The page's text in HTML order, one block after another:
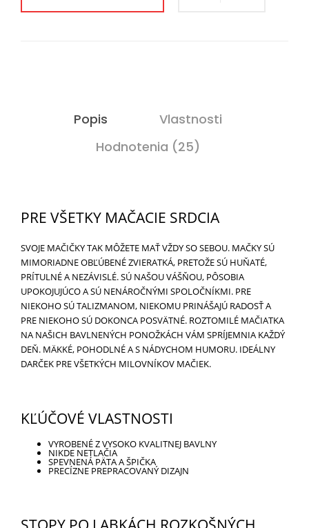
Popis
Vlastnosti
Hodnotenia (25)
PRE VŠETKY MAČACIE SRDCIA
SVOJE MAČIČKY TAK MÔŽETE MAŤ VŽDY SO SEBOU. MAČKY SÚ
MIMORIADNE OBĽÚBENÉ ZVIERATKÁ, PRETOŽE SÚ HUŇATÉ,
PRÍTULNÉ A NEZÁVISLÉ. SÚ NAŠOU VÁŠŇOU, PÔSOBIA
UPOKOJUJÚCO A SÚ NENÁROČNÝMI SPOLOČNÍKMI. PRE
NIEKOHO SÚ TALIZMANOM, NIEKOMU PRINÁŠAJÚ RADOSŤ A
PRE NIEKOHO SÚ DOKONCA POSVÄTNÉ. ROZTOMILÉ MAČIATKA
NA NAŠICH BAVLNENÝCH PONOŽKÁCH VÁM SPRÍJEMNIA KAŽDÝ
DEŇ. MÄKKÉ, POHODLNÉ A S NÁDYCHOM HUMORU. IDEÁLNY
DARČEK PRE VŠETKÝCH MILOVNÍKOV MAČIEK.
KĽÚČOVÉ VLASTNOSTI
VYROBENÉ Z VYSOKO KVALITNEJ BAVLNY
NIKDE NETLAČIA
SPEVNENÁ PÄTA A ŠPIČKA
PRECÍZNE PREPRACOVANÝ DIZAJN